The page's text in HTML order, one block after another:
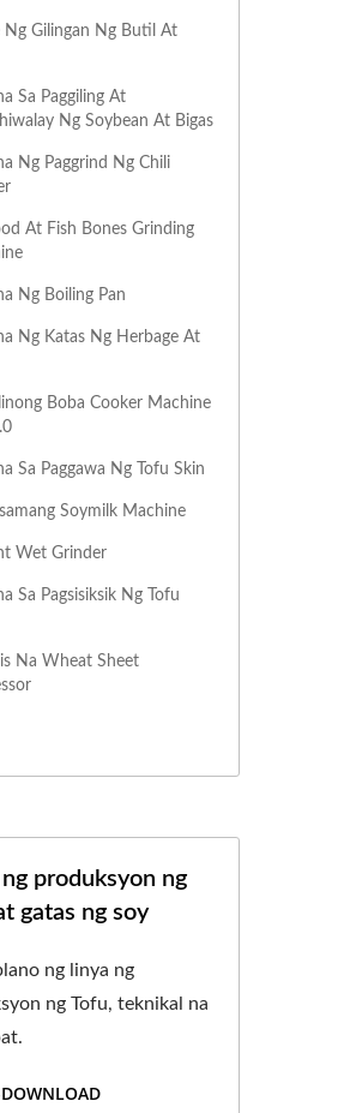
Ng Gilingan Ng Butil At
Sa Paggiling At
Ng Soybean At Bigas
Ng Paggrind Ng Chili
At Fish Bones Grinding
Ng Boiling Pan
Ng Katas Ng Herbage At
Boba Cooker Machine
Sa Paggawa Ng Tofu Skin
Soymilk Machine
Wet Grinder
Sa Pagsisiksik Ng Tofu
Na Wheat Sheet
ng produksyon ng
gatas ng soy
ng linya ng
ng Tofu, teknikal na